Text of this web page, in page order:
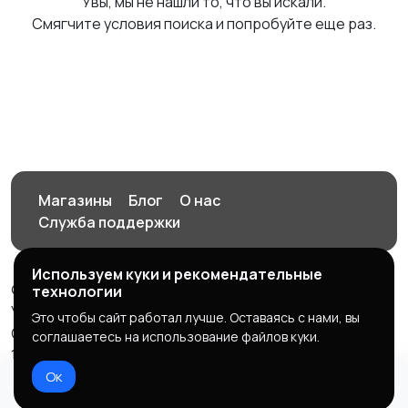
Смягчите условия поиска и попробуйте еще раз.
Магазины Блог
О нас
Служба поддержки
© 2026 Орен-АЙ - Авто | Недвижимость | Работа |
Услуги
Создал Карусов Е.С ООО "ЦПК" ИНН 5609203278 ОГРН
1235600008841
Правила сервиса
Используем куки и рекомендательные
технологии
Это чтобы сайт работал лучше. Оставаясь с нами, вы
соглашаетесь на использование файлов куки.
Ок